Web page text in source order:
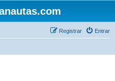
Entrar
Registrar